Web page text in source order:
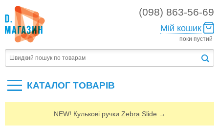
(098) 863-56-69
Мій кошик
поки пустий
КАТАЛОГ ТОВАРIВ
NEW! Кулькові ручки Zebra Slide →